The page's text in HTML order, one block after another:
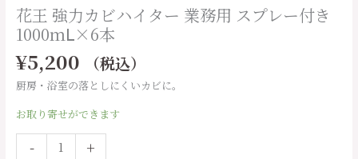
花王 強力カビハイター 業務用 スプレー付き
1000ｍⅬ×6本
¥5,200 （税込）
厨房・浴室の落としにくいカビに。
お取り寄せができます
-
ｍ
Ⅼ×6
本
個
+